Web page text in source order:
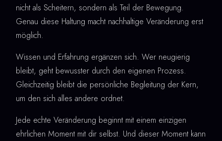
nicht als Scheitern, sondern als Teil der Bewegung.
Genau diese Haltung macht nachhaltige Veränderung erst
möglich.
Wissen und Erfahrung ergänzen sich. Wer neugierig
bleibt, geht bewusster durch den eigenen Prozess.
Gleichzeitig bleibt die persönliche Begleitung der Kern,
um den sich alles andere ordnet.
Jede echte Veränderung beginnt mit einem einzigen
ehrlichen Moment mit dir selbst. Und dieser Moment kann